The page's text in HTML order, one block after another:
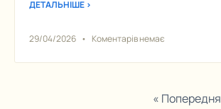
ДЕТАЛЬНІШЕ >
29/04/2026 Коментарів немає
« Попередня